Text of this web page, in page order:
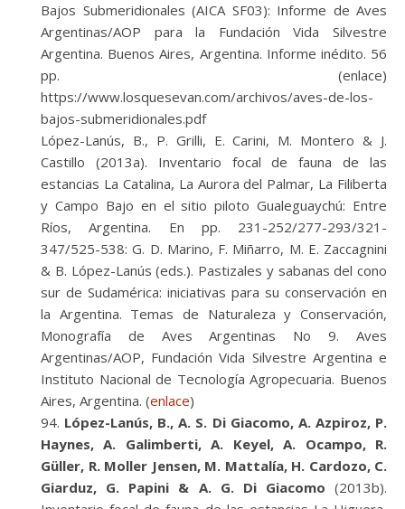
Bajos Submeridionales (AICA SF03): Informe de Aves
Argentinas/AOP para la Fundación Vida Silvestre
Argentina. Buenos Aires, Argentina. Informe inédito. 56
pp. (enlace)
https://www.losquesevan.com/archivos/aves-de-los-
bajos-submeridionales.pdf
López-Lanús, B., P. Grilli, E. Carini, M. Montero & J.
Castillo (2013a). Inventario focal de fauna de las
estancias La Catalina, La Aurora del Palmar, La Filiberta
y Campo Bajo en el sitio piloto Gualeguaychú: Entre
Ríos, Argentina. En pp. 231-252/277-293/321-
347/525-538: G. D. Marino, F. Miñarro, M. E. Zaccagnini
& B. López-Lanús (eds.). Pastizales y sabanas del cono
sur de Sudamérica: iniciativas para su conservación en
la Argentina. Temas de Naturaleza y Conservación,
Monografía de Aves Argentinas No 9. Aves
Argentinas/AOP, Fundación Vida Silvestre Argentina e
Instituto Nacional de Tecnología Agropecuaria. Buenos
Aires, Argentina. (enlace)
López-Lanús, B., A. S. Di Giacomo, A. Azpiroz, P.
Haynes, A. Galimberti, A. Keyel, A. Ocampo, R.
Güller, R. Moller Jensen, M. Mattalía, H. Cardozo, C.
Giarduz, G. Papini & A. G. Di Giacomo (2013b).